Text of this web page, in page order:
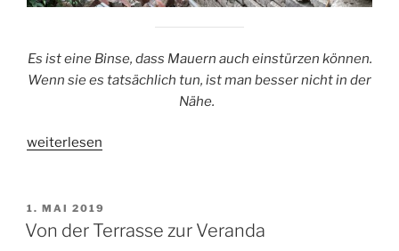
Es ist eine Binse, dass Mauern auch einstürzen können.
Wenn sie es tatsächlich tun, ist man besser nicht in der
Nähe.
„Einstürzende
weiterlesen
VERÖFFENTLICHT
AM
1. MAI 2019
Von der Terrasse zur Veranda